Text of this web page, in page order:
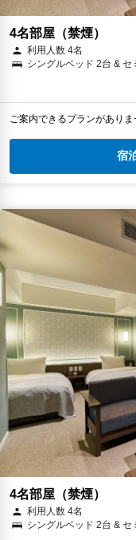
4名部屋（禁煙）
利用人数 4名
シングルベッド 2台 & セ
ご案内できるプランがあり
宿
4名部屋（禁煙）
利用人数 4名
シングルベッド 2台 & セ